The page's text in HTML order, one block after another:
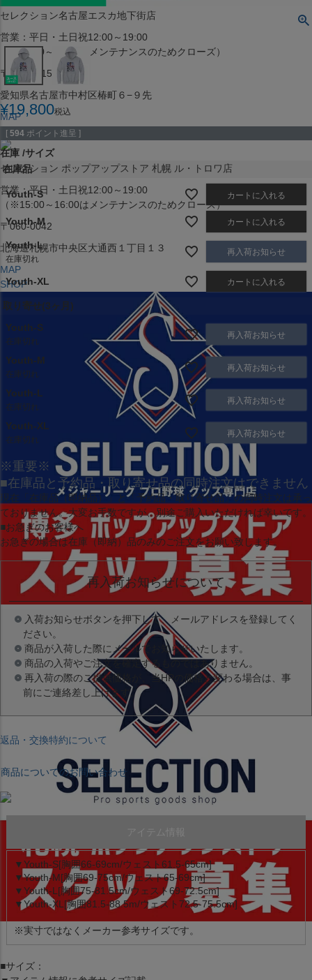
セレクション名古屋エスカ地下街店
営業：平日・土日祝12:00～19:00
（※15:00～16:00はメンテナンスのためクローズ）
〒453-0015
愛知県名古屋市中村区椿町６−９先
MAP
SHOP
セレクション ポップアップストア 札幌 ル・トロワ店
営業：平日・土日祝12:00～19:00
（※15:00～16:00はメンテナンスのためクローズ）
〒060-0042
北海道札幌市中央区大通西１丁目１３
MAP
SHOP
¥19,800税込
[ 594 ポイント進呈 ]
在庫 サイズ
在庫品
Youth-S カートに入れる
Youth-M カートに入れる
Youth-L
在庫切れ
再入荷お知らせ
Youth-XL カートに入れる
取り寄せ(3ヶ月)
Youth-S
在庫切れ
再入荷お知らせ
Youth-M
在庫切れ
再入荷お知らせ
Youth-L
在庫切れ
再入荷お知らせ
Youth-XL
在庫切れ
再入荷お知らせ
※重要※
■在庫品と予約品・取り寄せ品の同時注文はできません
現在 「在庫品（即納品）」 と「予約品・取り寄せ品」の同時注文は承っ
ておりません。大変お手数ですが、別途ご購入いただければ幸いです。
■お急ぎのお客様へ
お急ぎの場合は在庫（即納）品のみのご注文をお願い致します。
再入荷お知らせについて
入荷お知らせボタンを押下して、メールアドレスを登録してく
ださい。
商品が入荷した際にメールでお知らせいたします。
商品の入荷やご注文を確定するものではありません。
再入荷の際のご提供価格が、当HPの価格と変わる場合は、事
前にご連絡差し上げます。
返品・交換特約について
商品についてのお問い合わせ
アイテム情報
▼Youth-S[胸囲66-69cm/ウェスト61.5-65cm]
▼Youth-M[胸囲69-75cm/ウェスト65-69cm]
▼Youth-L[胸囲75-81.5cm/ウェスト69-72.5cm]
▼Youth-XL[胸囲81.5-88.5m/ウェスト72.5-75.5cm]
※実寸ではなくメーカー参考サイズです。
■サイズ：